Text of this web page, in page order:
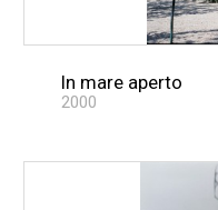
In mare aperto
2000